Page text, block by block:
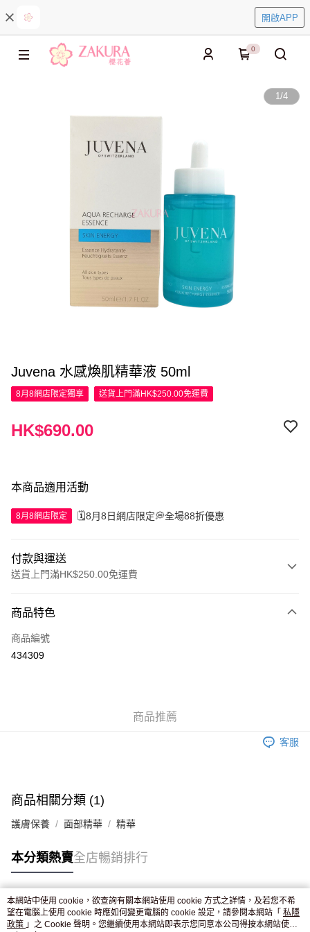
開啟APP
0
1/4
Juvena 水感煥肌精華液 50ml
8月8網店限定獨享 送貨上門滿HK$250.00免運費
HK$690.00
本商品適用活動
8月8網店限定 🗓️8月8日網店限定💭全場88折優惠
付款與運送
送貨上門滿HK$250.00免運費
信用卡
Apple Pay
付款後門市自取，訂單確認後2-4個工作天到店，7天內取。逾期後
商品特色
商品編號
434309
商品推薦
客服
商品相關分類 (1)
護膚保養 面部精華 精華
本分類熱賣全店暢銷排行
熱門標籤
本網站中使用 cookie，欲查詢有關本網站使用 cookie 方式之詳情，及若您不希
望在電腦上使用 cookie 時應如何變更電腦的 cookie 設定，請參閱本網站「 私隱
政策 」之 Cookie 聲明。您繼續使用本網站即表示您同意本公司得按本網站使用